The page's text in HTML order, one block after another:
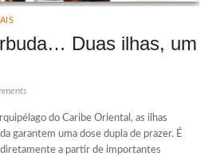
Duas ilhas, um
do Caribe Oriental, as ilhas
garantem uma dose dupla de prazer. É
diretamente a partir de importantes